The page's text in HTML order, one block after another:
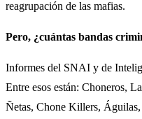
reagrupación de las mafias.
Pero, ¿cuántas bandas
Informes del SNAI y de
Entre esos están: Choneros,
Ñetas, Chone Killers, Águilas,